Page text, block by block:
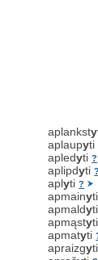
aplanksty
aplaupyti
apledyti?
aplipdyti?
aplyti?
apmainy
apmaldy
apmąsty
apmatyti
apraizgy